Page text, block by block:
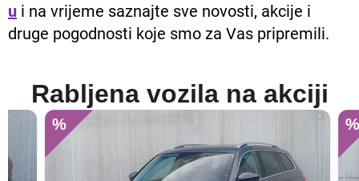
u i na vrijeme saznajte sve novosti, akcije i
druge pogodnosti koje smo za Vas pripremili.
Rabljena vozila na akciji
%